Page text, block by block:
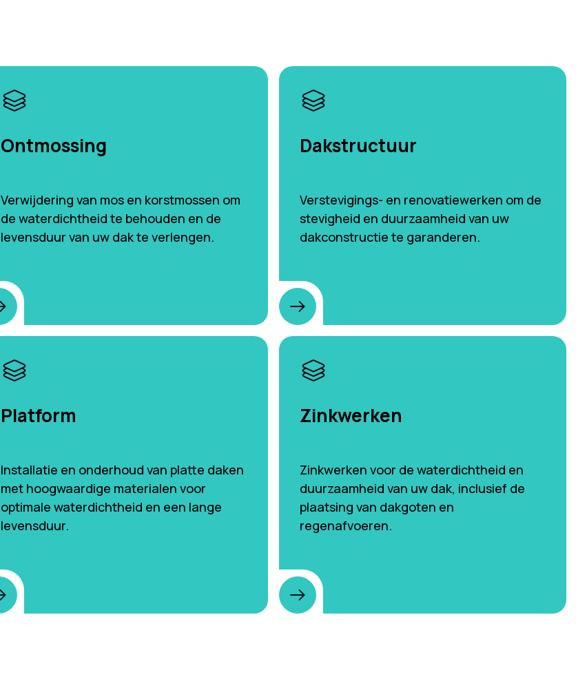
Ontmossing
Verwijdering van mos en korstmossen om
de waterdichtheid te behouden en de
levensduur van uw dak te verlengen.
Dakstructuur
Verstevigings- en renovatiewerken om de
stevigheid en duurzaamheid van uw
dakconstructie te garanderen.
Platform
Installatie en onderhoud van platte daken
met hoogwaardige materialen voor
optimale waterdichtheid en een lange
levensduur.
Zinkwerken
Zinkwerken voor de waterdichtheid en
duurzaamheid van uw dak, inclusief de
plaatsing van dakgoten en
regenafvoeren.